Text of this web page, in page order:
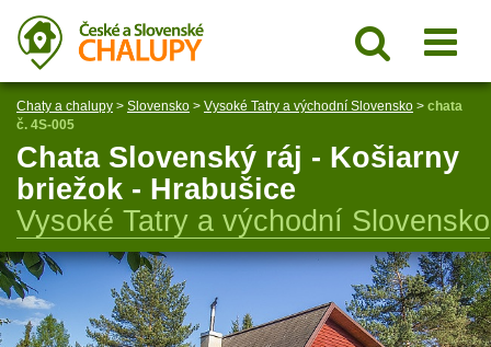
Chaty a chalupy > Slovensko > Vysoké Tatry a východní Slovensko > chata
č. 4S-005
Chata Slovenský ráj - Košiarny
briežok - Hrabušice
Vysoké Tatry a východní Slovensko